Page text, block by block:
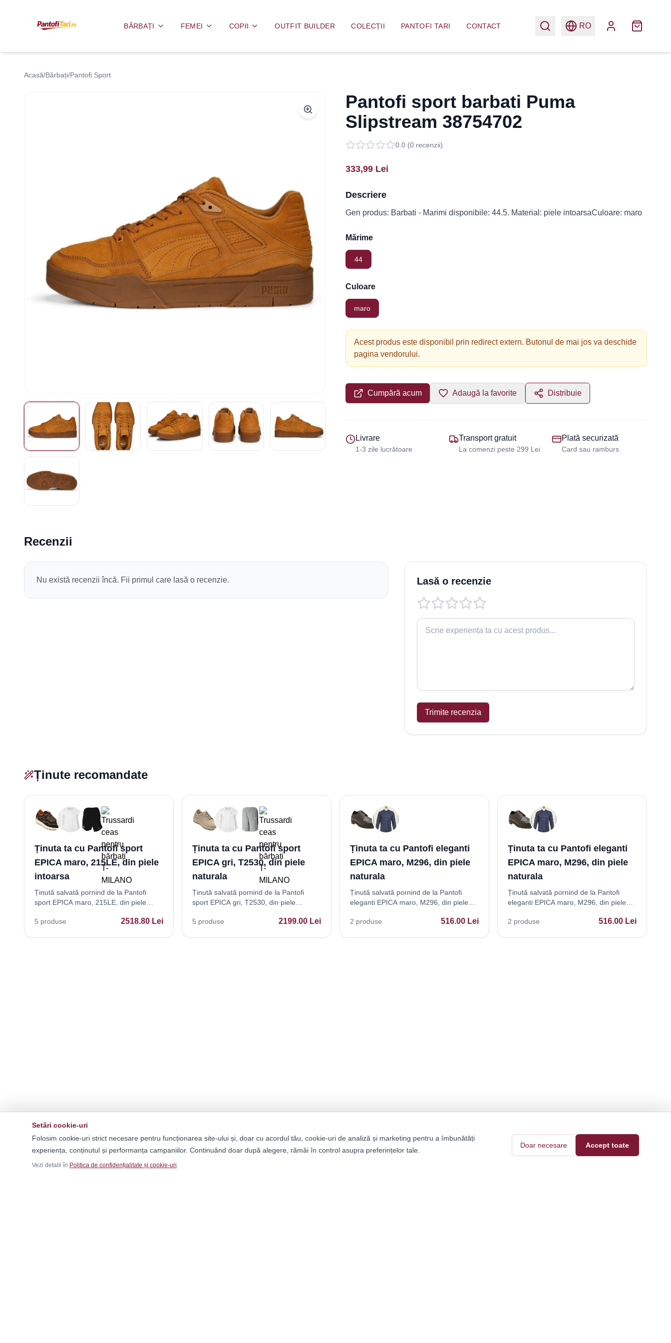
BĂRBAȚI FEMEI COPII OUTFIT BUILDER COLECȚII PANTOFI TARI CONTACT RO
Acasă/Bărbați/Pantofi Sport
Pantofi sport barbati Puma
Slipstream 38754702
0.0 (0 recenzii)
333,99 Lei
Descriere
Gen produs: Barbati - Marimi disponibile: 44.5. Material: piele intoarsaCuloare: maro
Mărime
44
Culoare
maro
Acest produs este disponibil prin redirect extern. Butonul de mai jos va deschide
pagina vendorului.
Cumpără acum Adaugă la favorite Distribuie
Livrare
1-3 zile lucrătoare
Transport gratuit
La comenzi peste 299 Lei
Plată securizată
Card sau ramburs
Recenzii
Nu există recenzii încă. Fii primul care lasă o recenzie. Lasă o recenzie
Trimite recenzia
Ținute recomandate
Ținuta ta cu Pantofi sport
EPICA maro, 215LE, din piele
intoarsa
Ținută salvată pornind de la Pantofi
sport EPICA maro, 215LE, din piele
5 produse 2518.80 Lei
Ținuta ta cu Pantofi sport
EPICA gri, T2530, din piele
naturala
Ținută salvată pornind de la Pantofi
sport EPICA gri, T2530, din piele
5 produse 2199.00 Lei
Ținuta ta cu Pantofi eleganti
EPICA maro, M296, din piele
naturala
Ținută salvată pornind de la Pantofi
eleganti EPICA maro, M296, din piele
2 produse 516.00 Lei
Ținuta ta cu Pantofi eleganti
EPICA maro, M296, din piele
naturala
Ținută salvată pornind de la Pantofi
eleganti EPICA maro, M296, din piele
2 produse 516.00 Lei
Setări cookie-uri
Folosim cookie-uri strict necesare pentru funcționarea site-ului și, doar cu acordul tău, cookie-uri de analiză și marketing pentru a îmbunătăți
experiența, conținutul și performanța campaniilor. Continuând doar după alegere, rămâi în control asupra preferințelor tale.
Vezi detalii în Politica de confidențialitate și cookie-uri.
Doar necesare Accept toate